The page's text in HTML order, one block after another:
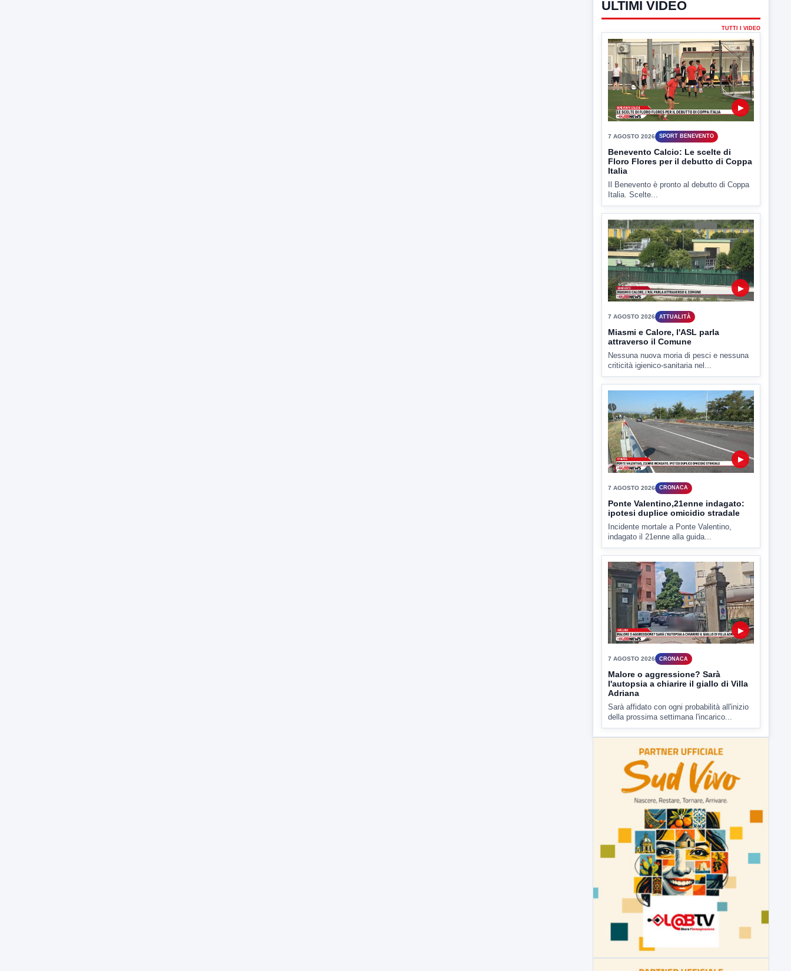
ULTIMI VIDEO
TUTTI I VIDEO
7 AGOSTO 2026
Benevento Calcio: Le scelte di
Floro Flores per il debutto di Coppa
Italia
Il Benevento è pronto al debutto di Coppa
Italia. Scelte...
Miasmi e Calore, l'ASL parla
attraverso il Comune
Nessuna nuova moria di pesci e nessuna
criticità igienico-sanitaria nel...
▶
Ponte Valentino,21enne indagato:
ipotesi duplice omicidio stradale
Incidente mortale a Ponte Valentino,
indagato il 21enne alla guida...
7 AGOSTO 2026 CRONACA
Malore o aggressione? Sarà
l'autopsia a chiarire il giallo di Villa
Adriana
Sarà affidato con ogni probabilità all'inizio
della prossima settimana l'incarico...